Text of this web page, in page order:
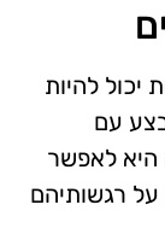
יכול להיות
עם
היא לאפשר
רגשותיהם